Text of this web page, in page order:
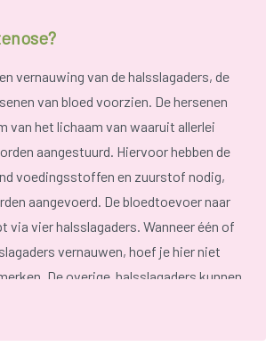
vernauwing van de halsslagaders, de
van bloed voorzien. De hersenen
van het lichaam van waaruit allerlei
aangestuurd. Hiervoor hebben de
voedingsstoffen en zuurstof nodig,
aangevoerd. De bloedtoevoer naar
via vier halsslagaders. Wanneer één of
vernauwen, hoef je hier niet
De overige halsslagaders kunnen